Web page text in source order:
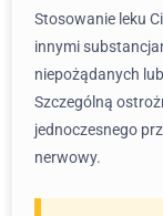
Stosowanie leku
innymi
niepożądanych
Szczególną
jednoczesnego
nerwowy.